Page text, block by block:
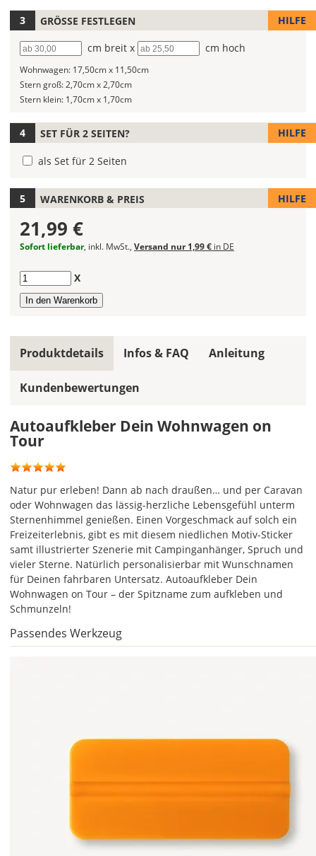
Bei
mehrfarbigen
kannst
Du
die
Farben
kombinieren.
Wählst
Du
allen
Farbfeldern
gleiche
Farbe,
ein
mehrfarbiger
Autoaufkleber
einem
Klick
auf
Farbvorschau-
Bild,
öffnet
sich
Farbvorschau
entsprechend
Deiner
Farbauswahl.
Lege
hier
die
Größe
Autoaufklebers
fest.
Mindestgröße.
Autoaufkleber
GRÖSSE FESTLEGEN HILFE
Breite cm breit x Höhe cm hoch
Wohnwagen: 17,50cm x 11,50cm
Stern groß:2,70cm x 2,70cm
Stern klein: 1,70cm x 1,70cm
SET FÜR 2 SEITEN? HILFE
als Set für 2 Seiten
WARENKORB & PREIS HILFE
21,99 €
Sofort lieferbar, inkl. MwSt., Versand nur 1,99 € in DE
Anzahl X
Produktdetails
Autoaufkleber Dein Wohnwagen on
Tour
Passendes Werkzeug
Natur pur erleben! Dann ab nach draußen… und per Caravan
oder Wohnwagen das lässig-herzliche Lebensgefühl unterm
Sternenhimmel genießen. Einen Vorgeschmack auf solch ein
Freizeiterlebnis, gibt es mit diesem niedlichen Motiv-Sticker
samt illustrierter Szenerie mit Campinganhänger, Spruch und
vieler Sterne. Natürlich personalisierbar mit Wunschnamen
für Deinen fahrbaren Untersatz. Autoaufkleber Dein
Wohnwagen on Tour – der Spitzname zum aufkleben und
Schmunzeln!
Infos & FAQ Anleitung
Kundenbewertungen